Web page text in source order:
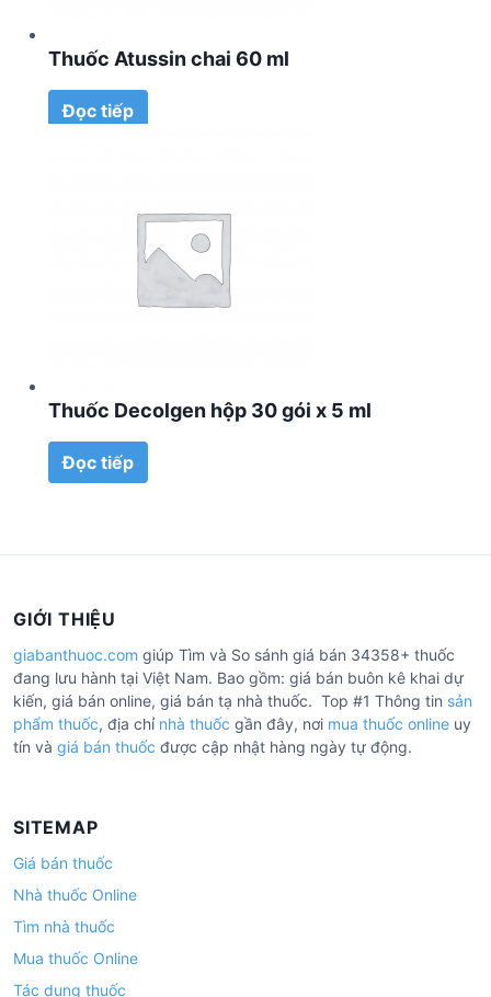
Thuốc Atussin chai 60 ml
Đọc tiếp
Thuốc Decolgen hộp 30 gói x 5 ml
Đọc tiếp
GIỚI THIỆU
giabanthuoc.com giúp Tìm và So sánh giá bán 34358+ thuốc
đang lưu hành tại Việt Nam. Bao gồm: giá bán buôn kê khai dự
kiến, giá bán online, giá bán tạ nhà thuốc. Top #1 Thông tin sản
phẩm thuốc, địa chỉ nhà thuốc gần đây, nơi mua thuốc online uy
tín và giá bán thuốc được cập nhật hàng ngày tự động.
SITEMAP
Giá bán thuốc
Nhà thuốc Online
Tìm nhà thuốc
Mua thuốc Online
Tác dụng thuốc